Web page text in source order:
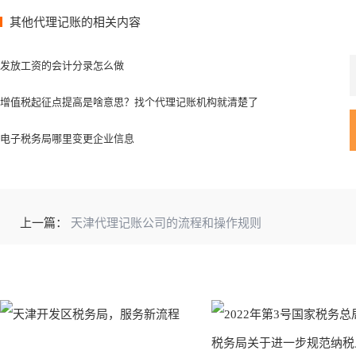
其他代理记账的相关内容
发放工资的会计分录怎么做
增值税起征点提高是啥意思？找个代理记账机构就清楚了
电子税务局哪里变更企业信息
上一篇： 天津代理记账公司的流程和操作规则